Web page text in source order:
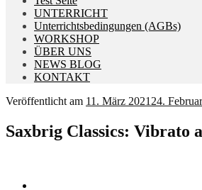
UNTERRICHT
Unterrichtsbedingungen (AGBs)
WORKSHOP
ÜBER UNS
NEWS BLOG
KONTAKT
Veröffentlicht am 11. März 2021 24.
Saxbrig Classics: Vibrato